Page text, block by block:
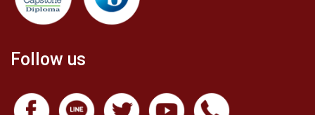
Follow us